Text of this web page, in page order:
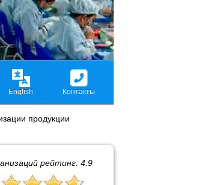
English Контакты
продукции
рейтинг: 4.9